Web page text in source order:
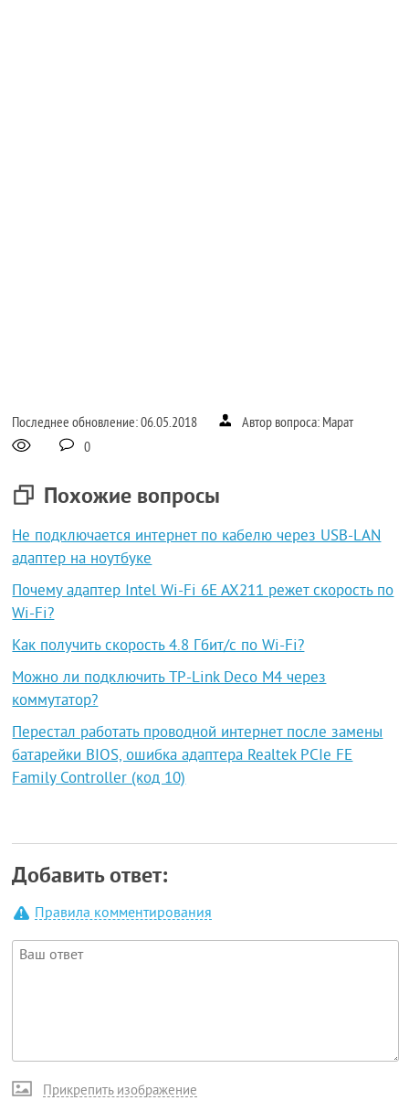
Последнее обновление: 06.05.2018
Автор вопроса: Марат
0
Похожие вопросы
Не подключается интернет по кабелю через USB-LAN
адаптер на ноутбуке
Почему адаптер Intel Wi-Fi 6E AX211 режет скорость по
Wi-Fi?
Как получить скорость 4.8 Гбит/с по Wi-Fi?
Можно ли подключить TP-Link Deco M4 через
коммутатор?
Перестал работать проводной интернет после замены
батарейки BIOS, ошибка адаптера Realtek PCIe FE
Family Controller (код 10)
Добавить ответ:
Правила комментирования
Прикрепить изображение